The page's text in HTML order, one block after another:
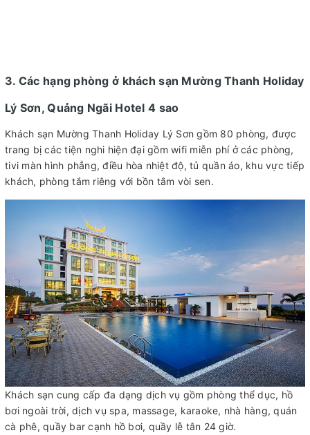
3. Các hạng phòng ở khách sạn Mường Thanh Holiday
Lý Sơn, Quảng Ngãi Hotel 4 sao
Khách sạn Mường Thanh Holiday Lý Sơn gồm 80 phòng, được
trang bị các tiện nghi hiện đại gồm wifi miễn phí ở các phòng,
tivi màn hình phẳng, điều hòa nhiệt độ, tủ quần áo, khu vực tiếp
khách, phòng tắm riêng với bồn tắm vòi sen.
Khách sạn cung cấp đa dạng dịch vụ gồm phòng thể dục, hồ
bơi ngoài trời, dịch vụ spa, massage, karaoke, nhà hàng, quán
cà phê, quầy bar cạnh hồ bơi, quầy lễ tân 24 giờ.